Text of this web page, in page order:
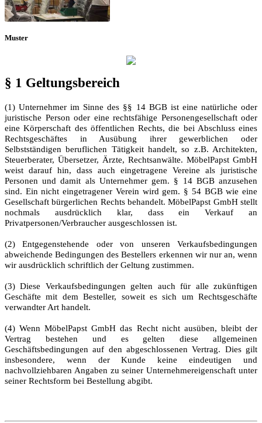
Muster
§ 1 Geltungsbereich
(1) Unternehmer im Sinne des §§ 14 BGB ist eine natürliche oder
juristische Person oder eine rechtsfähige Personengesellschaft oder
eine Körperschaft des öffentlichen Rechts, die bei Abschluss eines
Rechtsgeschäftes in Ausübung ihrer gewerblichen oder
Selbstständigen beruflichen Tätigkeit handelt, so z.B. Architekten,
Steuerberater, Übersetzer, Ärzte, Rechtsanwälte. MöbelPapst GmbH
weist darauf hin, dass auch eingetragene Vereine als juristische
Personen und damit als Unternehmer gem. § 14 BGB anzusehen
sind. Ein nicht eingetragener Verein wird gem. § 54 BGB wie eine
Gesellschaft bürgerlichen Rechts behandelt. MöbelPapst GmbH stellt
nochmals ausdrücklich klar, dass ein Verkauf an
Privatpersonen/Verbraucher ausgeschlossen ist.
(2) Entgegenstehende oder von unseren Verkaufsbedingungen
abweichende Bedingungen des Bestellers erkennen wir nur an, wenn
wir ausdrücklich schriftlich der Geltung zustimmen.
(3) Diese Verkaufsbedingungen gelten auch für alle zukünftigen
Geschäfte mit dem Besteller, soweit es sich um Rechtsgeschäfte
verwandter Art handelt.
(4) Wenn MöbelPapst GmbH das Recht nicht ausüben, bleibt der
Vertrag bestehen und es gelten diese allgemeinen
Geschäftsbedingungen auf den abgeschlossenen Vertrag. Dies gilt
insbesondere, wenn der Kunde keine eindeutigen und
nachvollziehbaren Angaben zu seiner Unternehmereigenschaft unter
seiner Rechtsform bei Bestellung abgibt.